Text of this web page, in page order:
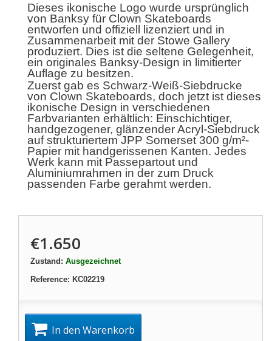
Dieses ikonische Logo wurde ursprünglich
von Banksy für Clown Skateboards
entworfen und offiziell lizenziert und in
Zusammenarbeit mit der Stowe Gallery
produziert. Dies ist die seltene Gelegenheit,
ein originales Banksy-Design in limitierter
Auflage zu besitzen.
Zuerst gab es Schwarz-Weiß-Siebdrucke
von Clown Skateboards, doch jetzt ist dieses
ikonische Design in verschiedenen
Farbvarianten erhältlich: Einschichtiger,
handgezogener, glänzender Acryl-Siebdruck
auf strukturiertem JPP Somerset 300 g/m²-
Papier mit handgerissenen Kanten. Jedes
Werk kann mit Passepartout und
Aluminiumrahmen in der zum Druck
passenden Farbe gerahmt werden.
€1.650
Zustand: Ausgezeichnet
Reference: KC02219
In den Warenkorb